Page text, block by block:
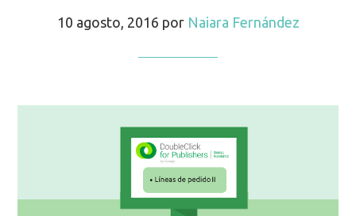
10 agosto, 2016 por Naiara Fernández